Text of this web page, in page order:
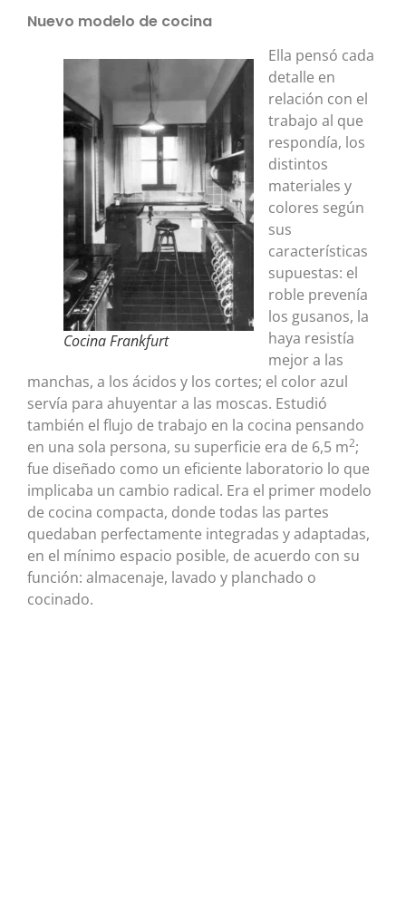
Nuevo modelo de cocina
Cocina Frankfurt
Ella pensó cada
detalle en
relación con el
trabajo al que
respondía, los
distintos
materiales y
colores según
sus
características
supuestas: el
roble prevenía
los gusanos, la
haya resistía
mejor a las
manchas, a los ácidos y los cortes; el color azul
servía para ahuyentar a las moscas. Estudió
también el flujo de trabajo en la cocina pensando
en una sola persona, su superficie era de 6,5 m2;
fue diseñado como un eficiente laboratorio lo que
implicaba un cambio radical. Era el primer modelo
de cocina compacta, donde todas las partes
quedaban perfectamente integradas y adaptadas,
en el mínimo espacio posible, de acuerdo con su
función: almacenaje, lavado y planchado o
cocinado.